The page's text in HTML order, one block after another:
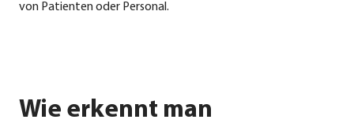
von Pati­en­ten oder Per­so­nal.
Wie erkennt man